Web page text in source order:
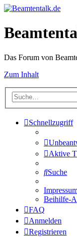
Das Forum von
Zum Inhalt
Schnellzugriff
Aktive
Suche
Beihilfe-
FAQ
Anmelden
Registrieren